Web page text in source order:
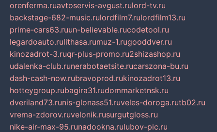
orenferma.ruavtoservis-avgust.rulord-tv.ru
backstage-682-music.rulordfilm7.rulordfilm13.ru
prime-cars63.ruun-believable.rucodetool.ru
legardoauto.rulithasa.rumuz-1.rugooddver.ru
kinozadrot-3.ruqr-plus-promo.ru2shizashop.ru
udalenka-club.runerabotaetsite.rucarszona-bu.ru
dash-cash-now.rubravoprod.rukinozadrot13.ru
hotteygroup.rubagira31.rudommarketnsk.ru
dveriland73.runis-glonass51.ruveles-doroga.rutb02.ru
vrema-zdorov.ruvelonik.rusurgutgloss.ru
nike-air-max-95.runadookna.rulubov-pic.ru